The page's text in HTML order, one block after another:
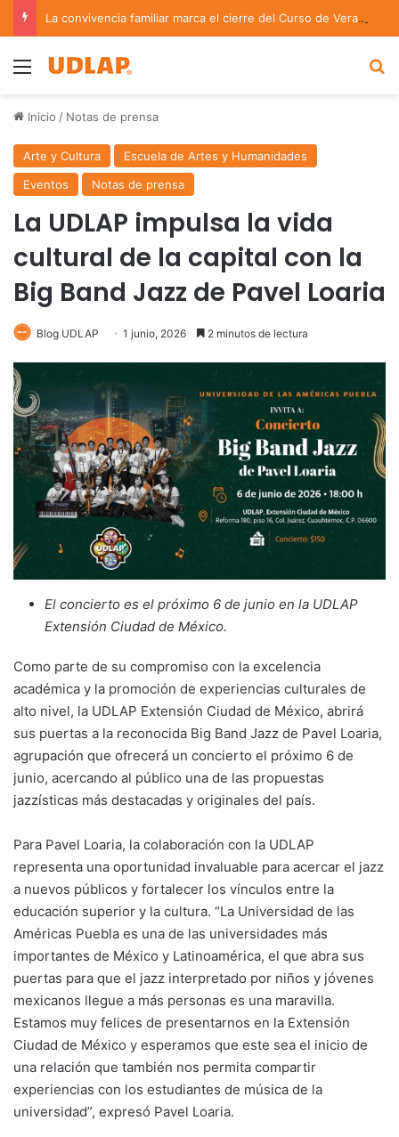
La convivencia familiar marca el cierre del Curso de Verano de Escuelas Aztecas
Menu
Inicio / Notas de prensa
Arte y Cultura
Escuela de Artes y Humanidades
Eventos
Notas de prensa
La UDLAP impulsa la vida
cultural de la capital con la
Big Band Jazz de Pavel Loaria
Blog UDLAP 1 junio, 2026 2 minutos de lectura
El concierto es el próximo 6 de junio en la UDLAP
Extensión Ciudad de México.
Como parte de su compromiso con la excelencia
académica y la promoción de experiencias culturales de
alto nivel, la UDLAP Extensión Ciudad de México, abrirá
sus puertas a la reconocida Big Band Jazz de Pavel Loaria,
agrupación que ofrecerá un concierto el próximo 6 de
junio, acercando al público una de las propuestas
jazzísticas más destacadas y originales del país.
Para Pavel Loaria, la colaboración con la UDLAP
representa una oportunidad invaluable para acercar el jazz
a nuevos públicos y fortalecer los vínculos entre la
educación superior y la cultura. “La Universidad de las
Américas Puebla es una de las universidades más
importantes de México y Latinoamérica, el que abra sus
puertas para que el jazz interpretado por niños y jóvenes
mexicanos llegue a más personas es una maravilla.
Estamos muy felices de presentarnos en la Extensión
Ciudad de México y esperamos que este sea el inicio de
una relación que también nos permita compartir
experiencias con los estudiantes de música de la
universidad”, expresó Pavel Loaria.